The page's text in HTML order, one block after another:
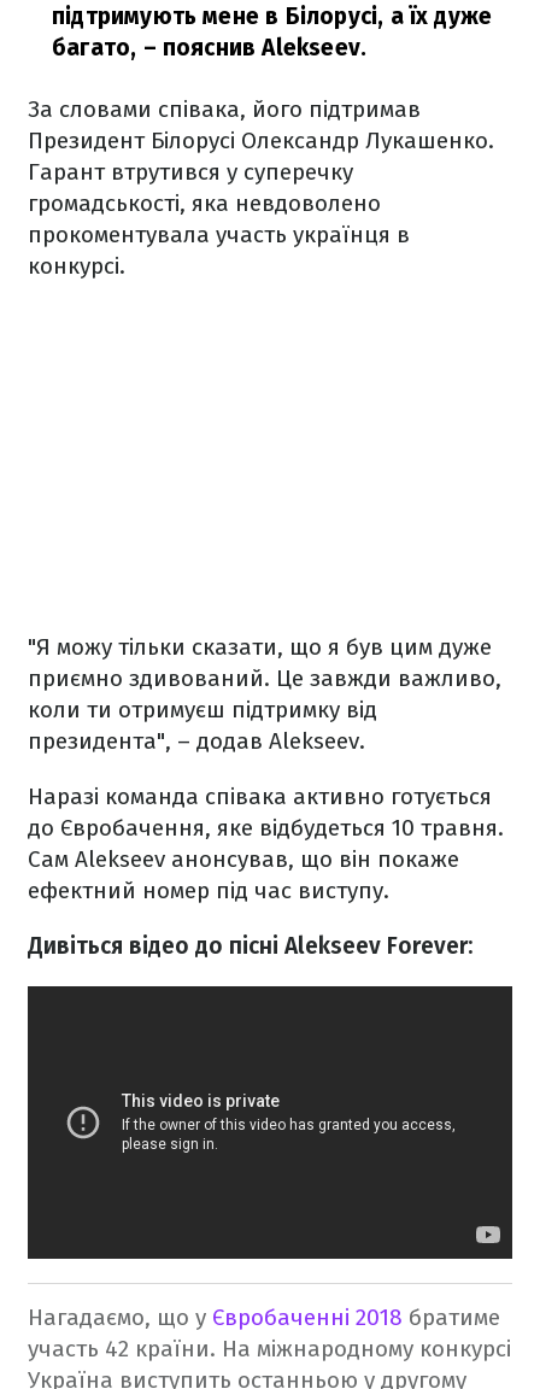
підтримують мене в Білорусі, а їх дуже
багато, – пояснив Alekseev.
За словами співака, його підтримав
Президент Білорусі Олександр Лукашенко.
Гарант втрутився у суперечку
громадськості, яка невдоволено
прокоментувала участь українця в
конкурсі.
"Я можу тільки сказати, що я був цим дуже
приємно здивований. Це завжди важливо,
коли ти отримуєш підтримку від
президента", – додав Alekseev.
Наразі команда співака активно готується
до Євробачення, яке відбудеться 10 травня.
Сам Alekseev анонсував, що він покаже
ефектний номер під час виступу.
Дивіться відео до пісні Alekseev Forever:
Нагадаємо, що у Євробаченні 2018 братиме
участь 42 країни. На міжнародному конкурсі
Україна виступить останньою у другому